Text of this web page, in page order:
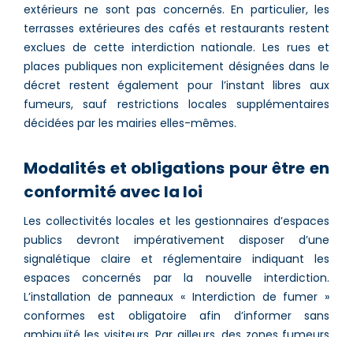
extérieurs ne sont pas concernés. En particulier, les
terrasses extérieures des cafés et restaurants restent
exclues de cette interdiction nationale. Les rues et
places publiques non explicitement désignées dans le
décret restent également pour l’instant libres aux
fumeurs, sauf restrictions locales supplémentaires
décidées par les mairies elles-mêmes.
Modalités et obligations pour être en
conformité avec la loi
Les collectivités locales et les gestionnaires d’espaces
publics devront impérativement disposer d’une
signalétique claire et réglementaire indiquant les
espaces concernés par la nouvelle interdiction.
L’installation de panneaux « Interdiction de fumer »
conformes est obligatoire afin d’informer sans